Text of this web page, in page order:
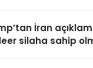
İran
silaha sahip